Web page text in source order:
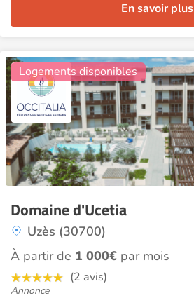
En savoir plus
Domaine d'Ucetia
Uzès (30700)
Logements disponibles
À partir de 1 000€ par mois
(2 avis)
Annonce